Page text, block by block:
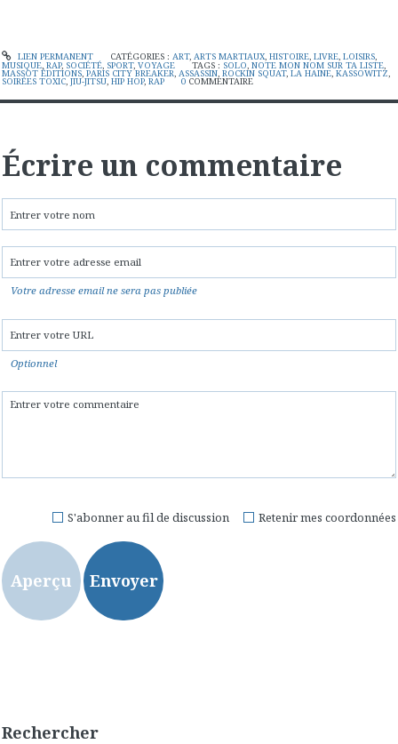
LIEN PERMANENT CATÉGORIES : ART, ARTS MARTIAUX, HISTOIRE, LIVRE, LOISIRS,
MUSIQUE, RAP, SOCIÉTÉ, SPORT, VOYAGE TAGS : SOLO,NOTE MON NOM SUR TA LISTE,
MASSOT ÉDITIONS, PARIS CITY BREAKER, ASSASSIN, ROCKIN SQUAT, LA HAINE, KASSOWITZ,
SOIRÉES TOXIC, JIU-JITSU, HIP HOP, RAP 0 COMMENTAIRE
Écrire un commentaire
Votre adresse email ne sera pas publiée
Optionnel
Retenir mes coordonnées
S'abonner au fil de discussion
Rechercher